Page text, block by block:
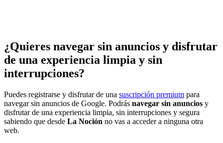
¿Quieres navegar sin anuncios y disfrutar
de una experiencia limpia y sin
interrupciones?
Puedes registrarse y disfrutar de una suscripción premium para
navegar sin anuncios de Google. Podrás navegar sin anuncios y
disfrutar de una experiencia limpia, sin interrupciones y segura
sabiendo que desde La Noción no vas a acceder a ninguna otra
web.